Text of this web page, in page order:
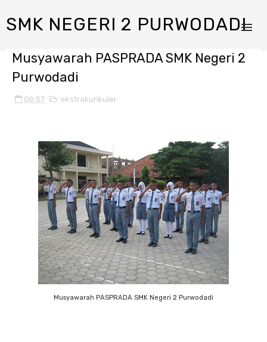
SMK NEGERI 2 PURWODADI
Musyawarah PASPRADA SMK Negeri 2
Purwodadi
08:57 ekstrakurikuler
Musyawarah PASPRADA SMK Negeri 2 Purwodadi